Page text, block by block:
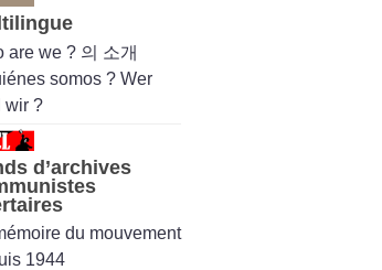
are we ? 의 소개
somos ? Wer
wir ?
d’archives
du mouvement
1944